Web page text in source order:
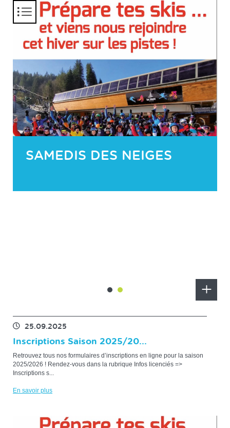
savoir
SAMEDIS DES NEIGES
savoir
25.09.2025
Inscriptions Saison 2025/20...
Retrouvez tous nos formulaires d’inscriptions en ligne pour la saison
2025/2026 ! Rendez-vous dans la rubrique Infos licenciés =>
Inscriptions s...
En savoir plus
Panneau de gestion des cookies